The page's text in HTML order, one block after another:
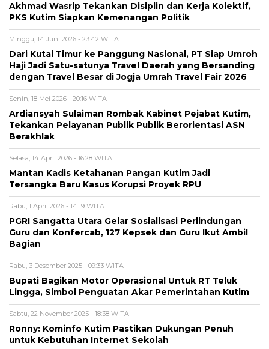
Akhmad Wasrip Tekankan Disiplin dan Kerja Kolektif,
PKS Kutim Siapkan Kemenangan Politik
Minggu, 14 Juni 2026 - 23:42 WITA
Dari Kutai Timur ke Panggung Nasional, PT Siap Umroh
Haji Jadi Satu-satunya Travel Daerah yang Bersanding
dengan Travel Besar di Jogja Umrah Travel Fair 2026
Senin, 18 Mei 2026 - 20:16 WITA
Ardiansyah Sulaiman Rombak Kabinet Pejabat Kutim,
Tekankan Pelayanan Publik Publik Berorientasi ASN
Berakhlak
Selasa, 14 April 2026 - 16:28 WITA
Mantan Kadis Ketahanan Pangan Kutim Jadi
Tersangka Baru Kasus Korupsi Proyek RPU
Rabu, 1 April 2026 - 14:19 WITA
PGRI Sangatta Utara Gelar Sosialisasi Perlindungan
Guru dan Konfercab, 127 Kepsek dan Guru Ikut Ambil
Bagian
Rabu, 3 Desember 2025 - 09:33 WITA
Bupati Bagikan Motor Operasional Untuk RT Teluk
Lingga, Simbol Penguatan Akar Pemerintahan Kutim
Sabtu, 22 November 2025 - 18:38 WITA
Ronny: Kominfo Kutim Pastikan Dukungan Penuh
untuk Kebutuhan Internet Sekolah